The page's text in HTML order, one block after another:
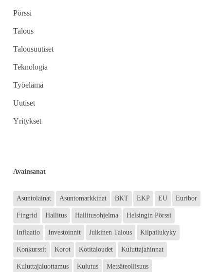
Pörssi
Talous
Talousuutiset
Teknologia
Työelämä
Uutiset
Yritykset
Avainsanat
Asuntolainat Asuntomarkkinat BKT EKP EU Euribor
Fingrid Hallitus Hallitusohjelma Helsingin Pörssi
Inflaatio Investoinnit Julkinen Talous Kilpailukyky
Konkurssit Korot Kotitaloudet Kuluttajahinnat
Kuluttajaluottamus Kulutus Metsäteollisuus